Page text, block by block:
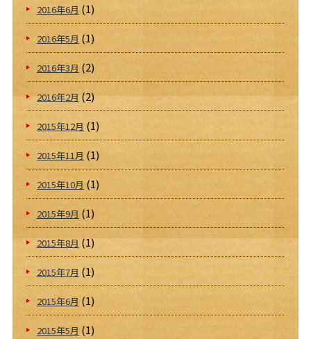
2016年6月(1)
2016年5月 (1)
2016年3月 (2)
2016年2月(2)
2015年12月(1)
2015年11月(1)
2015年10月(1)
2015年9月 (1)
2015年8月 (1)
2015年7月 (1)
2015年6月 (1)
2015年5月(1)